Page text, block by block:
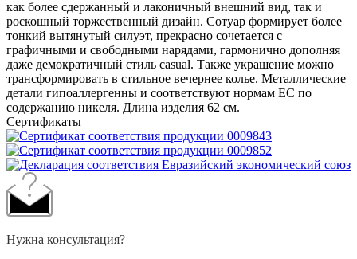
как более сдержанный и лаконичный внешний вид, так и
роскошный торжественный дизайн. Сотуар формирует более
тонкий вытянутый силуэт, прекрасно сочетается с
графичными и свободными нарядами, гармонично дополняя
даже демократичный стиль casual. Также украшение можно
трансформировать в стильное вечернее колье. Металлические
детали гипоаллергенны и соответствуют нормам ЕС по
содержанию никеля. Длина изделия 62 см.
Сертификаты
Нужна консультация?